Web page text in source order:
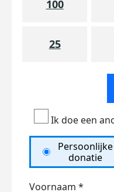
100
25
Ik doe een
Persoonlijke
donatie
Voornaam *